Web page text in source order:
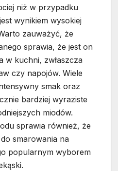
niż w przypadku
wynikiem wysokiej
zauważyć, że
sprawia, że jest on
w kuchni, zwłaszcza
czy napojów. Wiele
smak oraz
bardziej wyraziste
miodów.
sprawia również, że
smarowania na
popularnym wyborem